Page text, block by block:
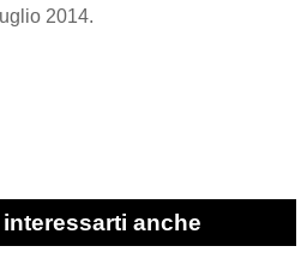
2014.
anche